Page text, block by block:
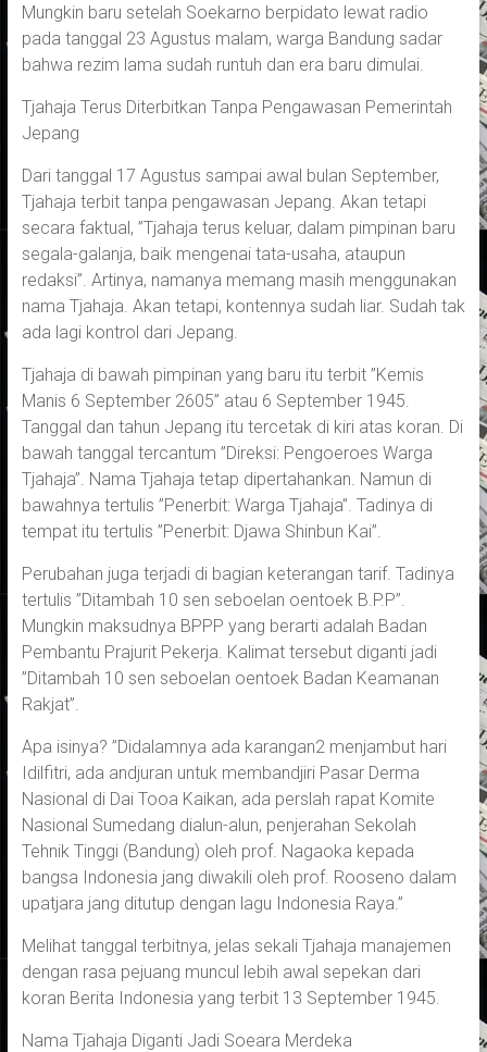
Mungkin baru setelah Soekarno berpidato lewat radio
pada tanggal 23 Agustus malam, warga Bandung sadar
bahwa rezim lama sudah runtuh dan era baru dimulai.
Tjahaja Terus Diterbitkan Tanpa Pengawasan Pemerintah
Jepang
Dari tanggal 17 Agustus sampai awal bulan September,
Tjahaja terbit tanpa pengawasan Jepang. Akan tetapi
secara faktual, ”Tjahaja terus keluar, dalam pimpinan baru
segala-galanja, baik mengenai tata-usaha, ataupun
redaksi”. Artinya, namanya memang masih menggunakan
nama Tjahaja. Akan tetapi, kontennya sudah liar. Sudah tak
ada lagi kontrol dari Jepang.
Tjahaja di bawah pimpinan yang baru itu terbit ”Kemis
Manis 6 September 2605” atau 6 September 1945.
Tanggal dan tahun Jepang itu tercetak di kiri atas koran. Di
bawah tanggal tercantum ”Direksi: Pengoeroes Warga
Tjahaja”. Nama Tjahaja tetap dipertahankan. Namun di
bawahnya tertulis ”Penerbit: Warga Tjahaja”. Tadinya di
tempat itu tertulis ”Penerbit: Djawa Shinbun Kai”.
Perubahan juga terjadi di bagian keterangan tarif. Tadinya
tertulis ”Ditambah 10 sen seboelan oentoek B.P.P”.
Mungkin maksudnya BPPP yang berarti adalah Badan
Pembantu Prajurit Pekerja. Kalimat tersebut diganti jadi
”Ditambah 10 sen seboelan oentoek Badan Keamanan
Rakjat”.
Apa isinya? ”Didalamnya ada karangan2 menjambut hari
Idilfitri, ada andjuran untuk membandjiri Pasar Derma
Nasional di Dai Tooa Kaikan, ada perslah rapat Komite
Nasional Sumedang dialun-alun, penjerahan Sekolah
Tehnik Tinggi (Bandung) oleh prof. Nagaoka kepada
bangsa Indonesia jang diwakili oleh prof. Rooseno dalam
upatjara jang ditutup dengan lagu Indonesia Raya.”
Melihat tanggal terbitnya, jelas sekali Tjahaja manajemen
dengan rasa pejuang muncul lebih awal sepekan dari
koran Berita Indonesia yang terbit 13 September 1945.
Nama Tjahaja Diganti Jadi Soeara Merdeka